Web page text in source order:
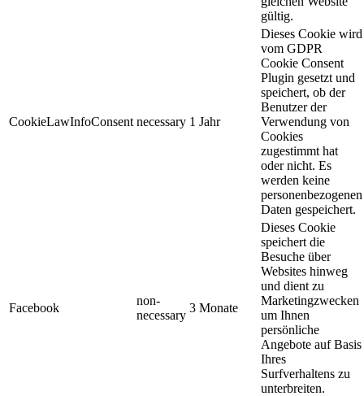
gültig.
CookieLawInfoConsent necessary 1 Jahr
Dieses Cookie wird
vom GDPR
Cookie Consent
Plugin gesetzt und
speichert, ob der
Benutzer der
Verwendung von
Cookies
zugestimmt hat
oder nicht. Es
werden keine
personenbezogenen
Daten gespeichert.
Facebook
non-
necessary
3 Monate
Dieses Cookie
speichert die
Besuche über
Websites hinweg
und dient zu
Marketingzwecken
um Ihnen
persönliche
Angebote auf Basis
Ihres
Surfverhaltens zu
unterbreiten.